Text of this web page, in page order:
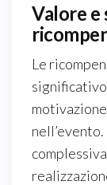
Valore e
Le